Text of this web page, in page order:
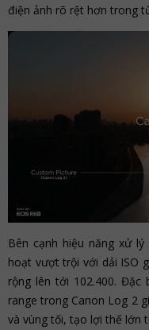
điện ảnh rõ rệt hơn trong
Bên cạnh hiệu năng xử
hoạt vượt trội với dải ISO
rộng lên tới 102.400.
range trong Canon Log 2
và vùng tối, tạo lợi thế lớn